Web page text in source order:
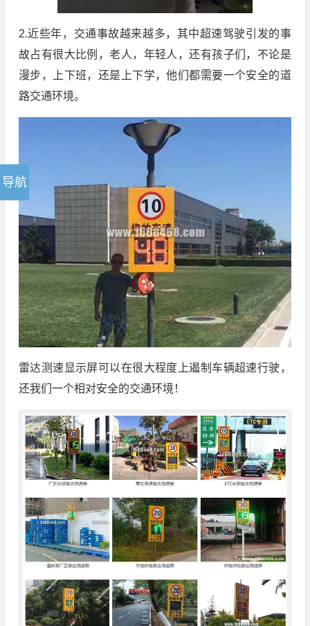
2.近些年，交通事故越来越多，其中超速驾驶引发的事
故占有很大比例，老人，年轻人，还有孩子们，不论是
漫步，上下班，还是上下学，他们都需要一个安全的道
路交通环境。
雷达测速显示屏可以在很大程度上遏制车辆超速行驶，
还我们一个相对安全的交通环境！